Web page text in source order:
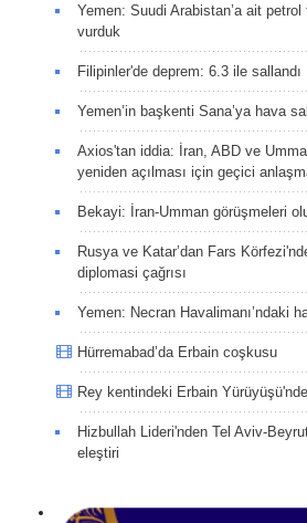
Yemen: Suudi Arabistan’a ait
vurduk
Filipinler'de deprem: 6.3 ile sallandı
Yemen’in başkenti Sana’ya hava
Axios'tan iddia: İran, ABD ve
yeniden açılması için geçici
Bekayi: İran-Umman görüşmeleri
Rusya ve Katar’dan Fars
diplomasi çağrısı
Yemen: Necran Havalimanı’ndaki
Hürremabad’da Erbain coşkusu
Rey kentindeki Erbain
Hizbullah Lideri'nden Tel Aviv-
eleştiri